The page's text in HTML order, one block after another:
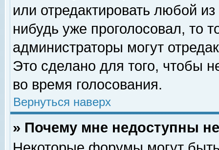
или отредактировать любой
нибудь уже проголосовал, то
администраторы могут
Это сделано для того, чтобы
во время голосования.
Вернуться наверх
» Почему мне недоступны